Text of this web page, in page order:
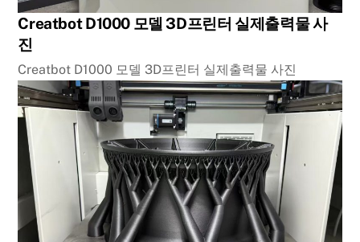
Creatbot D1000 모델 3D프린터 실제출력물 사
진
Creatbot D1000 모델 3D프린터 실제출력물 사진